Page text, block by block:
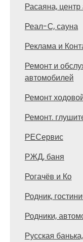
Расаяна,
Реал-С, сауна
Реклама и
Ремонт и
автомобилей
Ремонт
Ремонт.
РЕСервис
РЖД, баня
Рогачёв и Ко
Родник,
Родники,
Русская